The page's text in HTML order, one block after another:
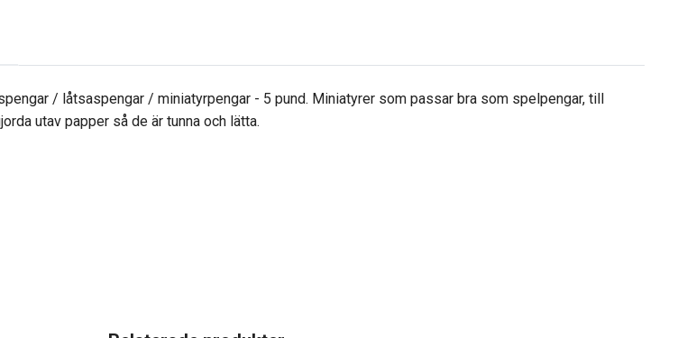
/ låtsaspengar / miniatyrpengar - 5 pund. Miniatyrer som passar bra som spelpengar, till
utav papper så de är tunna och lätta.